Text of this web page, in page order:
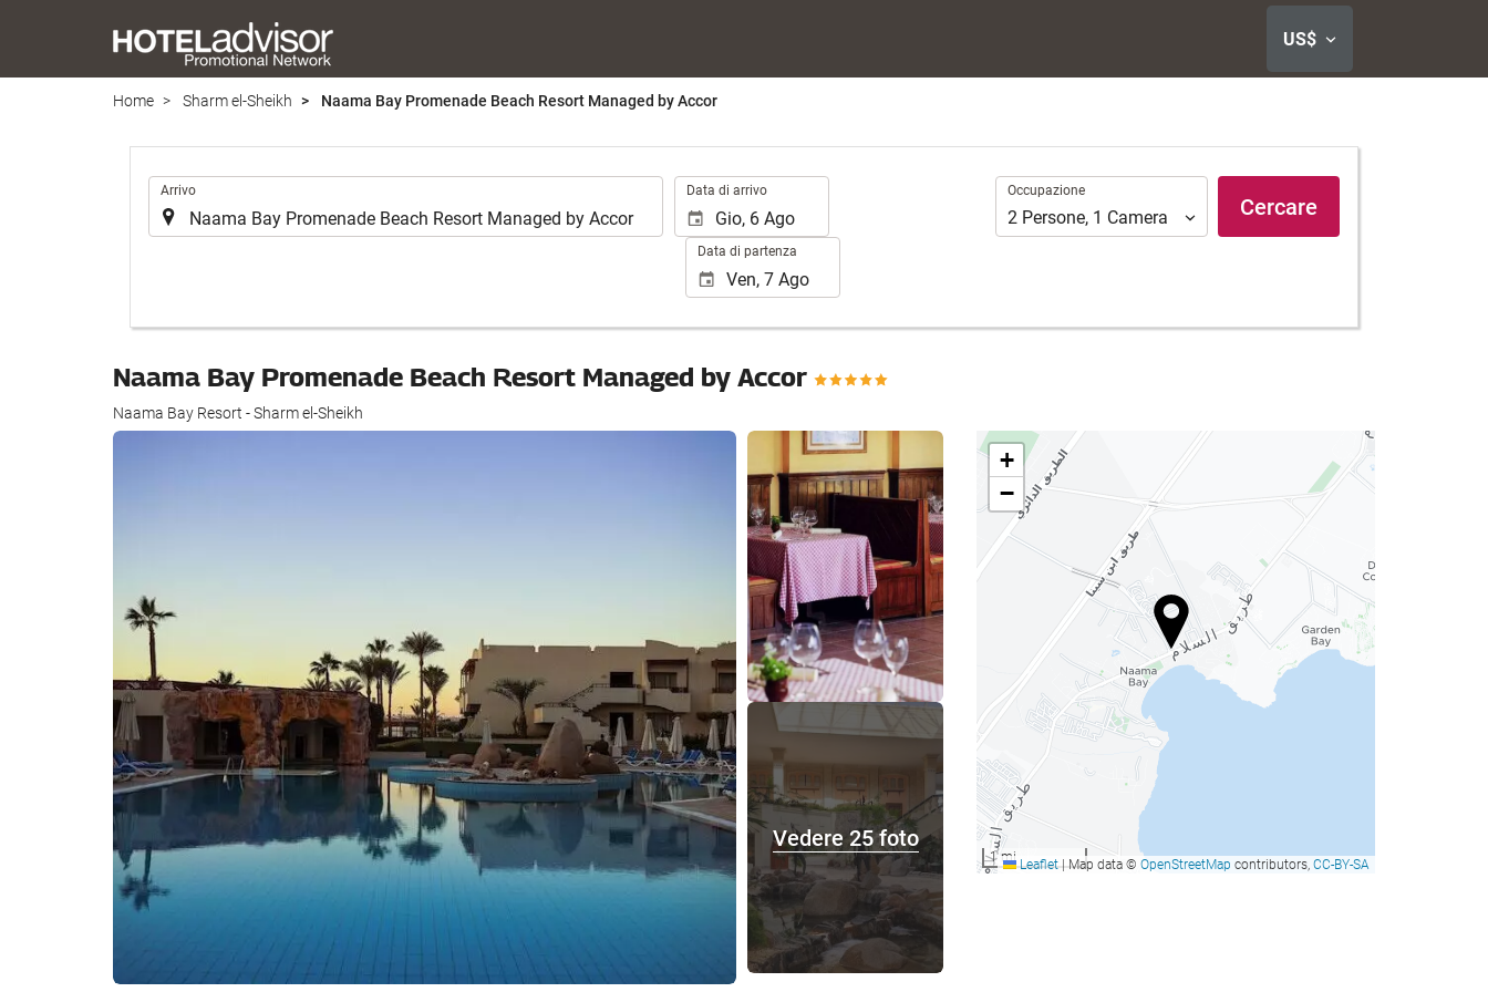
US$
Home Sharm el-Sheikh Naama Bay Promenade Beach Resort Managed by Accor
Arrivo Data di arrivo
Data di partenza
Occupazione
Occupazione
2 Persone, 1 Camera Cercare
Naama Bay Promenade Beach Resort Managed by Accor
Naama Bay Resort - Sharm el-Sheikh
Vedere 25 foto
Vedere 25 foto
+
−
1 miLeaflet |Map data © OpenStreetMap contributors, CC-BY-SA